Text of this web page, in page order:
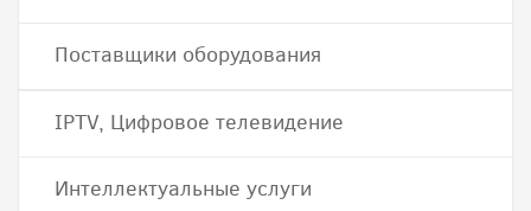
Поставщики оборудования
IPTV, Цифровое телевидение
Интеллектуальные услуги